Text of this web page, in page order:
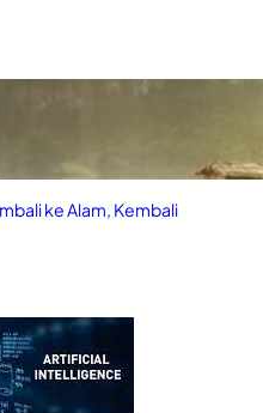
ke Alam, Kembali